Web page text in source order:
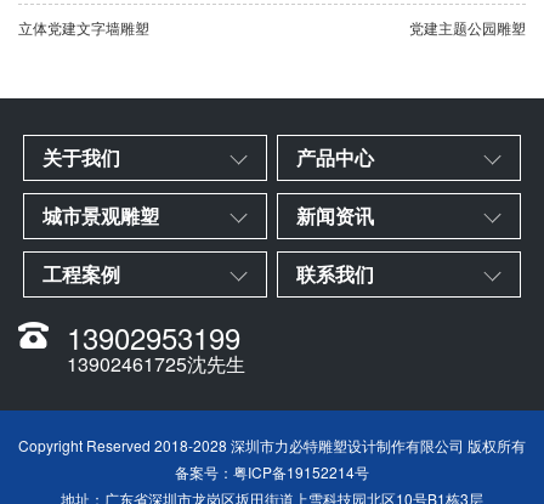
立体党建文字墙雕塑 党建主题公园雕塑
关于我们 产品中心
城市景观雕塑 新闻资讯
工程案例 联系我们
13902953199
13902461725沈先生
Copyright Reserved 2018-2028 深圳市力必特雕塑设计制作有限公司 版权所有
备案号： 粤ICP备19152214号
地址：广东省深圳市龙岗区坂田街道上雪科技园北区10号B1栋3层